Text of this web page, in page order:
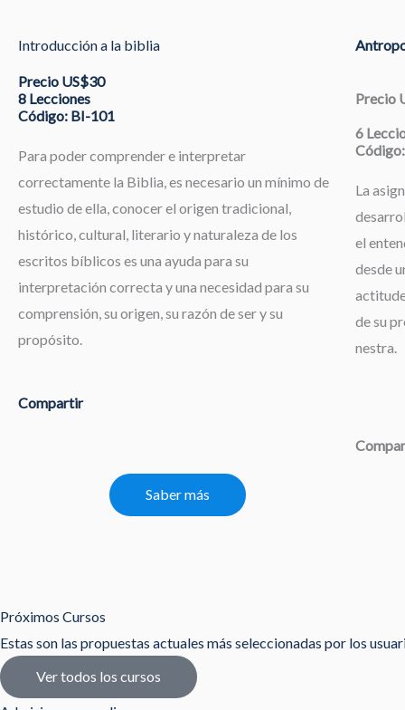
Introducción a la biblia
Precio US$30
8 Lecciones
Código: BI-101
Para poder comprender e interpretar
correctamente la Biblia, es necesario un mínimo de
estudio de ella, conocer el origen tradicional,
histórico, cultural, literario y naturaleza de los
escritos bíblicos es una ayuda para su
interpretación correcta y una necesidad para su
comprensión, su origen, su razón de ser y su
propósito.
Compartir
Saber más
Precio
6
La
el
desde
de su
nestra.
Próximos Cursos
Estas son las propuestas actuales más seleccionadas por los
Ver todos los cursos